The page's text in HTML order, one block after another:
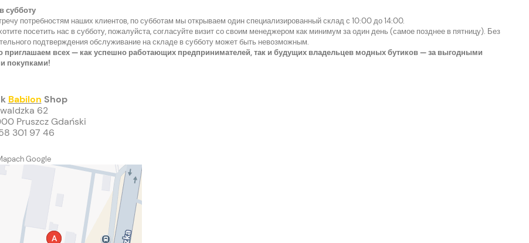
субботу
потребностям наших клиентов, по субботам мы открываем один специализированный склад с 10:00 до 14:00.
посетить нас в субботу, пожалуйста, согласуйте визит со своим менеджером как минимум за один день (самое позднее в пятницу). Без
подтверждения обслуживание на складе в субботу может быть невозможным.
приглашаем всех — как успешно работающих предпринимателей, так и будущих владельцев модных бутиков — за выгодными
покупками!
Babilon Shop
62
Pruszcz Gdański
301 97 46
Google